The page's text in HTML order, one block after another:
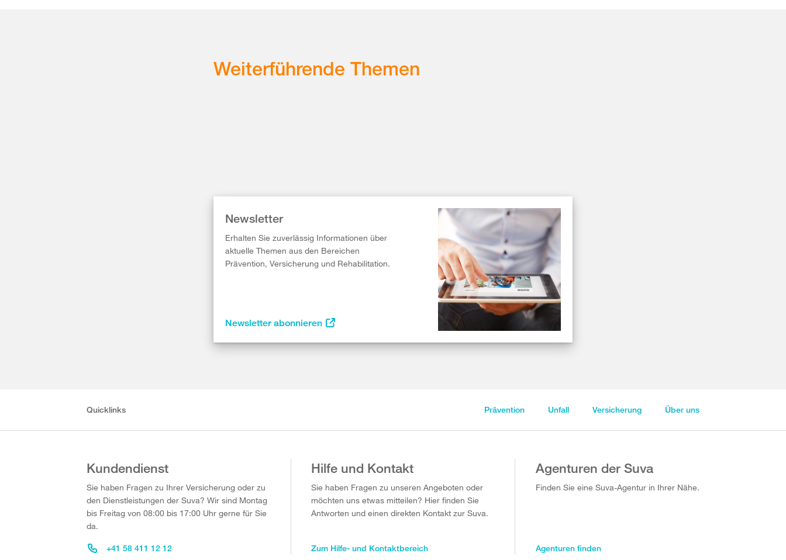
Weiterführende Themen
Newsletter
Erhalten Sie zuverlässig Informationen über
aktuelle Themen aus den Bereichen
Prävention, Versicherung und Rehabilitation.
Newsletter abonnieren
Quicklinks Prävention Unfall Versicherung Über uns
Kundendienst
Sie haben Fragen zu Ihrer Versicherung oder zu
den Dienstleistungen der Suva? Wir sind Montag
bis Freitag von 08:00 bis 17:00 Uhr gerne für Sie
da.
+41 58 411 12 12
Hilfe und Kontakt
Sie haben Fragen zu unseren Angeboten oder
möchten uns etwas mitteilen? Hier finden Sie
Antworten und einen direkten Kontakt zur Suva.
Zum Hilfe- und Kontaktbereich
Agenturen der Suva
Finden Sie eine Suva-Agentur in Ihrer Nähe.
Agenturen finden